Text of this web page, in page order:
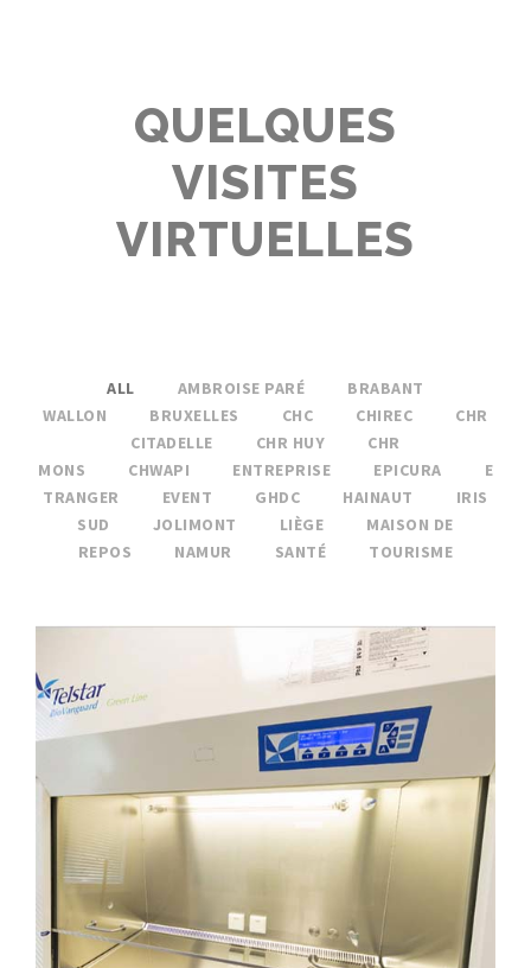
QUELQUES
VISITES
VIRTUELLES
ALL AMBROISE PARÉ
BRABANT
WALLON
BRUXELLES CHC CHIREC
CHR
CITADELLE
CHR HUY
CHR
MONS
CHWAPI ENTREPRISE EPICURA
E
TRANGER
EVENT GHDC HAINAUT
IRIS
SUD
JOLIMONT LIÈGE
MAISON DE
REPOS
NAMUR SANTÉ TOURISME
PHARMACIE